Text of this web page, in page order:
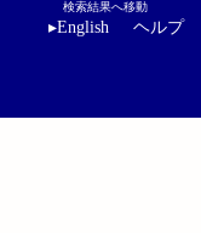
検索結果へ移動
▸English ヘルプ